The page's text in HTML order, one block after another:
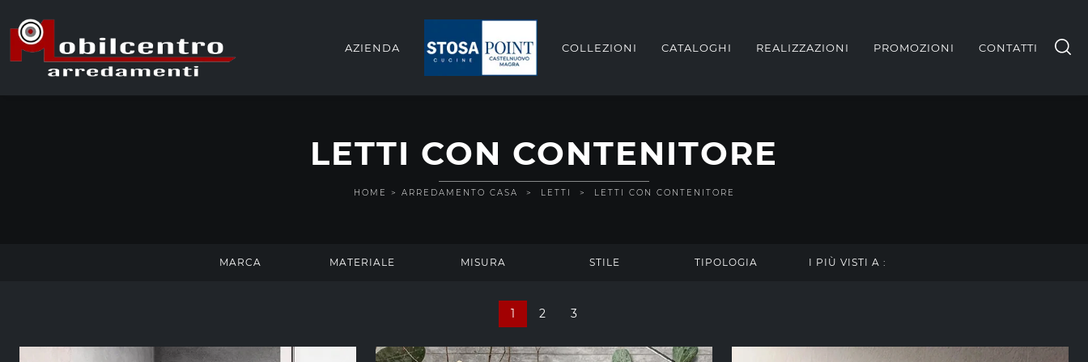
AZIENDA COLLEZIONI CATALOGHI REALIZZAZIONI PROMOZIONI CONTATTI
LETTI CON CONTENITORE
HOME > ARREDAMENTO CASA > LETTI > LETTI CON CONTENITORE
MARCA MATERIALE MISURA STILE TIPOLOGIA I PIÙ VISTI A :
1 2 3